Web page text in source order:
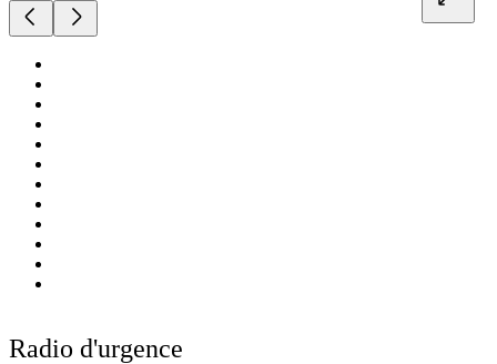
Radio d'urgence